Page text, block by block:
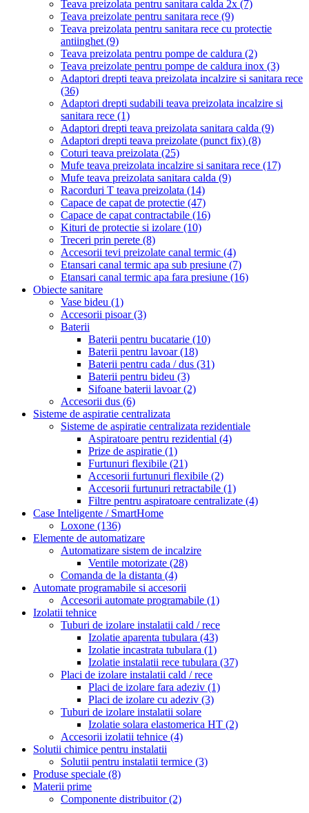
Teava preizolata pentru sanitara calda 2x (7)
Teava preizolate pentru sanitara rece (9)
Teava preizolata pentru sanitara rece cu protectie
antiinghet (9)
Teava preizolata pentru pompe de caldura (2)
Teava preizolate pentru pompe de caldura inox (3)
Adaptori drepti teava preizolata incalzire si sanitara rece
(36)
Adaptori drepti sudabili teava preizolata incalzire si
sanitara rece (1)
Adaptori drepti teava preizolata sanitara calda (9)
Adaptori drepti teava preizolate (punct fix) (8)
Coturi teava preizolata (25)
Mufe teava preizolata incalzire si sanitara rece (17)
Mufe teava preizolata sanitara calda (9)
Racorduri T teava preizolata (14)
Capace de capat de protectie (47)
Capace de capat contractabile (16)
Kituri de protectie si izolare (10)
Treceri prin perete (8)
Accesorii tevi preizolate canal termic (4)
Etansari canal termic apa sub presiune (7)
Etansari canal termic apa fara presiune (16)
Obiecte sanitare
Vase bideu (1)
Accesorii pisoar(3)
Baterii
Baterii pentru bucatarie (10)
Baterii pentru lavoar(18)
Baterii pentru cada / dus (31)
Baterii pentru bideu (3)
Sifoane baterii lavoar(2)
Accesorii dus (6)
Sisteme de aspiratie centralizata
Sisteme de aspiratie centralizata rezidentiale
Aspiratoare pentru rezidential (4)
Prize de aspiratie (1)
Furtunuri flexibile (21)
Accesorii furtunuri flexibile (2)
Accesorii furtunuri retractabile (1)
Filtre pentru aspiratoare centralizate (4)
Case Inteligente / SmartHome
Loxone (136)
Elemente de automatizare
Automatizare sistem de incalzire
Ventile motorizate (28)
Comanda de la distanta (4)
Automate programabile si accesorii
Accesorii automate programabile (1)
Izolatii tehnice
Tuburi de izolare instalatii cald / rece
Izolatie aparenta tubulara (43)
Izolatie incastrata tubulara (1)
Izolatie instalatii rece tubulara (37)
Placi de izolare instalatii cald / rece
Placi de izolare fara adeziv (1)
Placi de izolare cu adeziv (3)
Tuburi de izolare instalatii solare
Izolatie solara elastomerica HT (2)
Accesorii izolatii tehnice (4)
Solutii chimice pentru instalatii
Solutii pentru instalatii termice (3)
Produse speciale (8)
Materii prime
Componente distribuitor(2)